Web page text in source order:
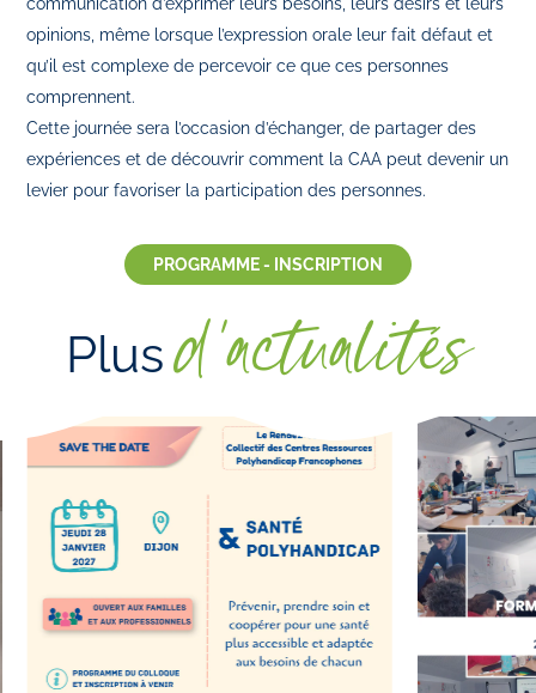
opinions, même lorsque l’expression orale leur fait défaut et
qu’il est complexe de percevoir ce que ces personnes
comprennent.
Cette journée sera l’occasion d’échanger, de partager des
expériences et de découvrir comment la CAA peut devenir un
levier pour favoriser la participation des personnes.
PROGRAMME - INSCRIPTION
Plusd'actualités